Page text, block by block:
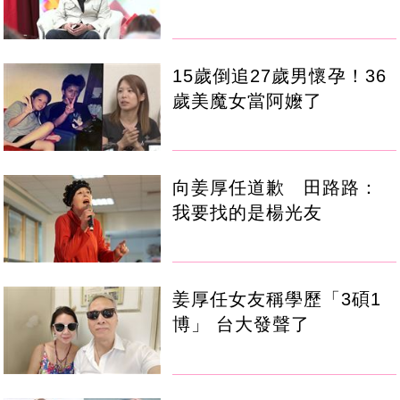
15歲倒追27歲男懷孕！36
歲美魔女當阿嬤了
向姜厚任道歉 田路路：
我要找的是楊光友
姜厚任女友稱學歷「3碩1
博」 台大發聲了